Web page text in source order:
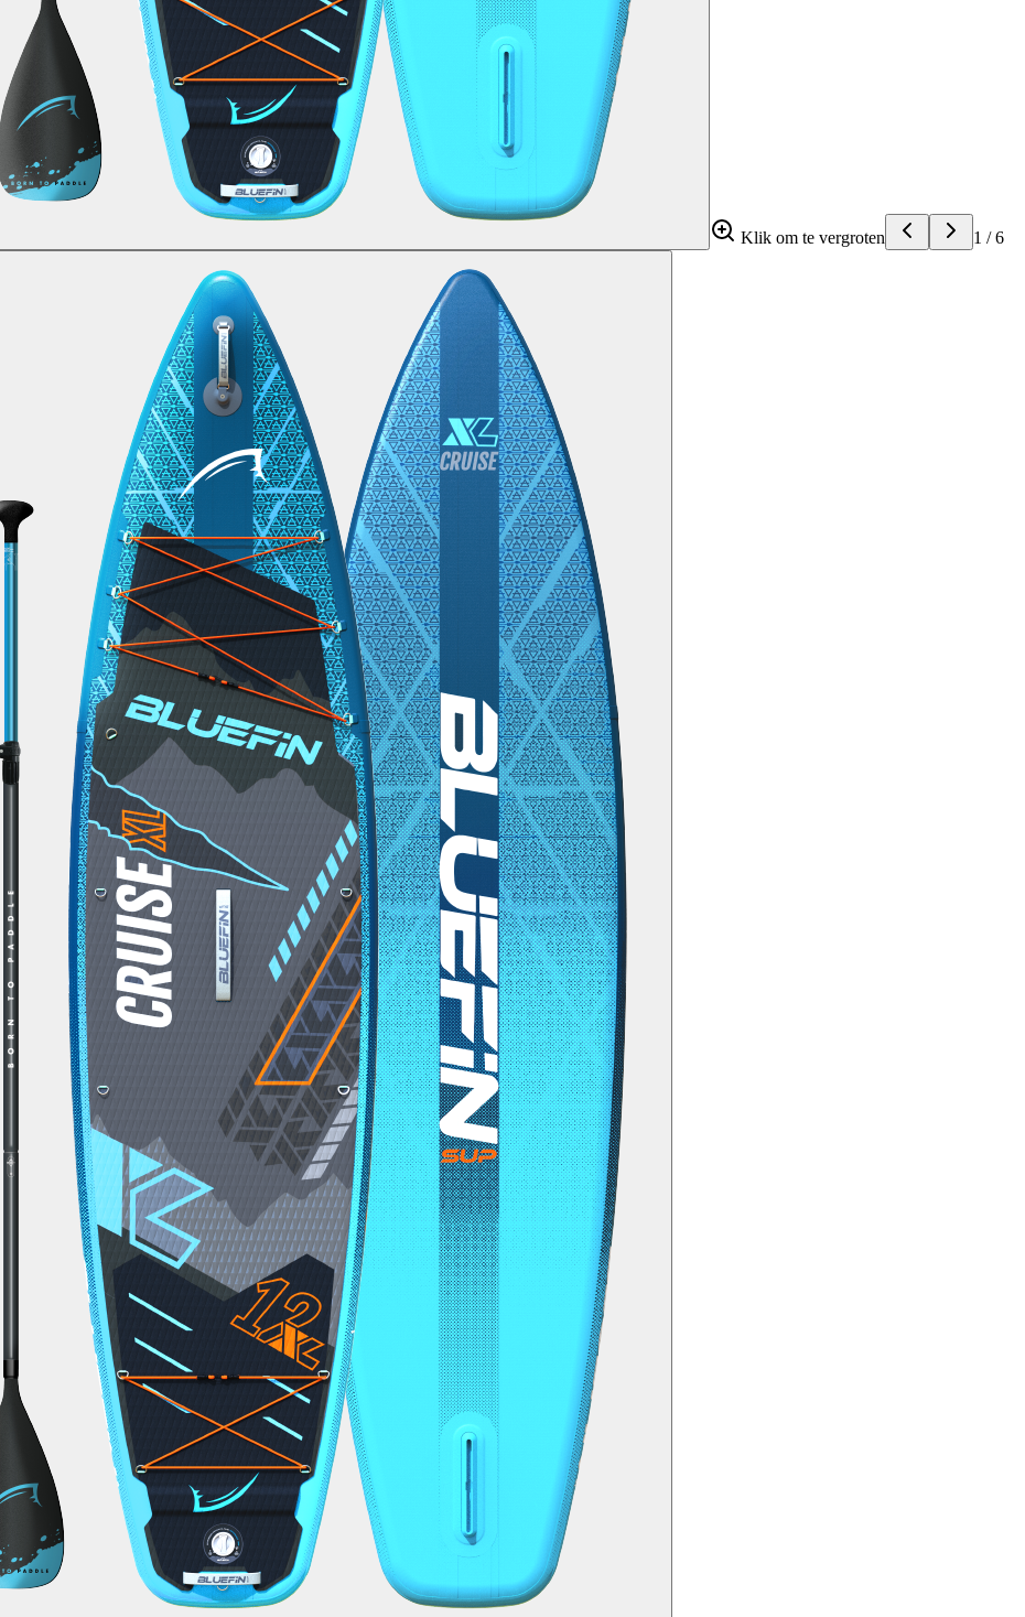
Klik om te vergroten 1 /6